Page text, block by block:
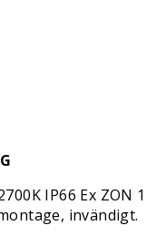
IP66 Ex ZON 1
invändigt.